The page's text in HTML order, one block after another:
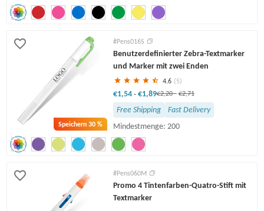
Speichern30 %
#Pens016S
Benutzerdefinierter Zebra-Textmarker
und Marker mit zwei Enden
4.6 (5)
€1,54 - €1,89€2,20- €2,71
Free Shipping
Fast Delivery
Mindestmenge: 200
#Pens060M
Promo 4 Tintenfarben-Quatro-Stift mit
Textmarker